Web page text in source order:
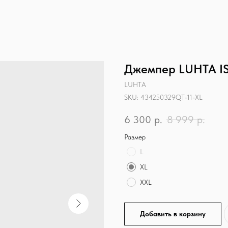
Джемпер LUHTA
LUHTA
SKU: 434250329QT-11-XL
6 300 р. 8 999 р.
Размер
L
XL
XXL
Добавить в корзину